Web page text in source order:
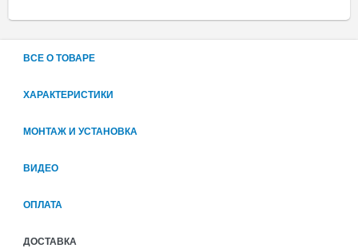
ВСЕ О ТОВАРЕ
ХАРАКТЕРИСТИКИ
МОНТАЖ И УСТАНОВКА
ВИДЕО
ОПЛАТА
ДОСТАВКА